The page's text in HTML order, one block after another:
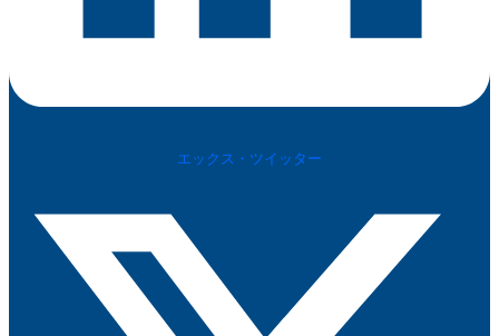
エックス・ツイッター